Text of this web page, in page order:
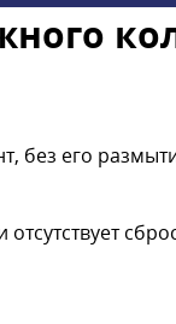
без его